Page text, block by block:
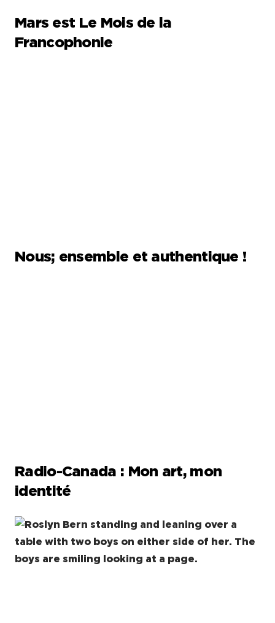
Mars est Le Mois de la
Francophonie
Nous; ensemble et authentique !
Radio-Canada : Mon art, mon
identité